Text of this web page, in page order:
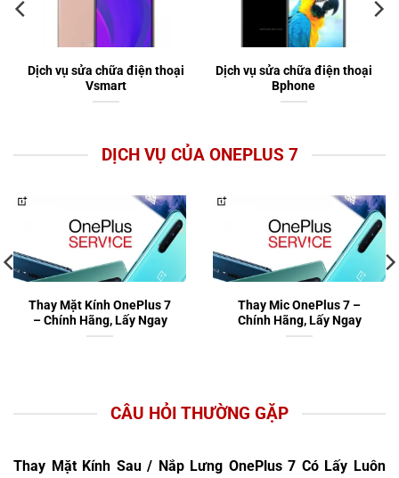
Dịch vụ sửa chữa điện thoại
Vsmart
Dịch vụ sửa chữa điện thoại
Bphone
DỊCH VỤ CỦA ONEPLUS 7
Thay Mặt Kính OnePlus 7
– Chính Hãng, Lấy Ngay
Thay Mic OnePlus 7 –
Chính Hãng, Lấy Ngay
CÂU HỎI THƯỜNG GẶP
Thay Mặt Kính Sau / Nắp Lưng OnePlus 7 Có Lấy Luôn